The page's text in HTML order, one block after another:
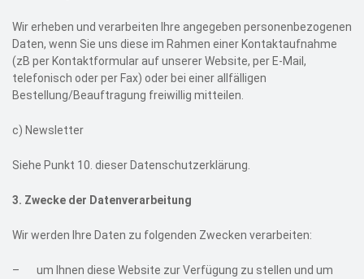
Wir erheben und verarbeiten Ihre angegeben personenbezogenen
Daten, wenn Sie uns diese im Rahmen einer Kontaktaufnahme
(zB per Kontaktformular auf unserer Website, per E-Mail,
telefonisch oder per Fax) oder bei einer allfälligen
Bestellung/Beauftragung freiwillig mitteilen.
c) Newsletter
Siehe Punkt 10. dieser Datenschutzerklärung.
3. Zwecke der Datenverarbeitung
Wir werden Ihre Daten zu folgenden Zwecken verarbeiten:
– um Ihnen diese Website zur Verfügung zu stellen und um